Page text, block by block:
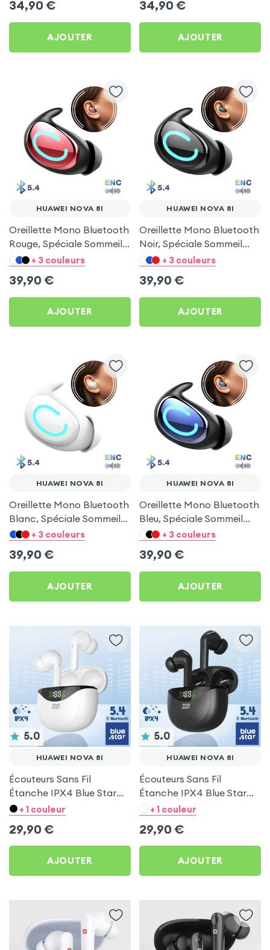
34,90 €
AJOUTER
34,90 €
AJOUTER
HUAWEI NOVA 8I
Oreillette Mono Bluetooth
Rouge, Spéciale Sommeil
pour Huawei Nova 8i
+ 3 couleurs
39,90 €
AJOUTER
HUAWEI NOVA 8I
Oreillette Mono Bluetooth
Noir, Spéciale Sommeil
pour Huawei Nova 8i
+ 3 couleurs
39,90 €
AJOUTER
HUAWEI NOVA 8I
Oreillette Mono Bluetooth
Blanc, Spéciale Sommeil
pour Huawei Nova 8i
+ 3 couleurs
39,90 €
AJOUTER
HUAWEI NOVA 8I
Oreillette Mono Bluetooth
Bleu, Spéciale Sommeil
pour Huawei Nova 8i
+ 3 couleurs
39,90 €
AJOUTER
5.0
HUAWEI NOVA 8I
Écouteurs Sans Fil
Étanche IPX4 Blue Star
Blanc pour Huawei Nova
+ 1 couleur
29,90 €
AJOUTER
5.0
HUAWEI NOVA 8I
Écouteurs Sans Fil
Étanche IPX4 Blue Star
Noir pour Huawei Nova 8i
+ 1 couleur
29,90 €
AJOUTER